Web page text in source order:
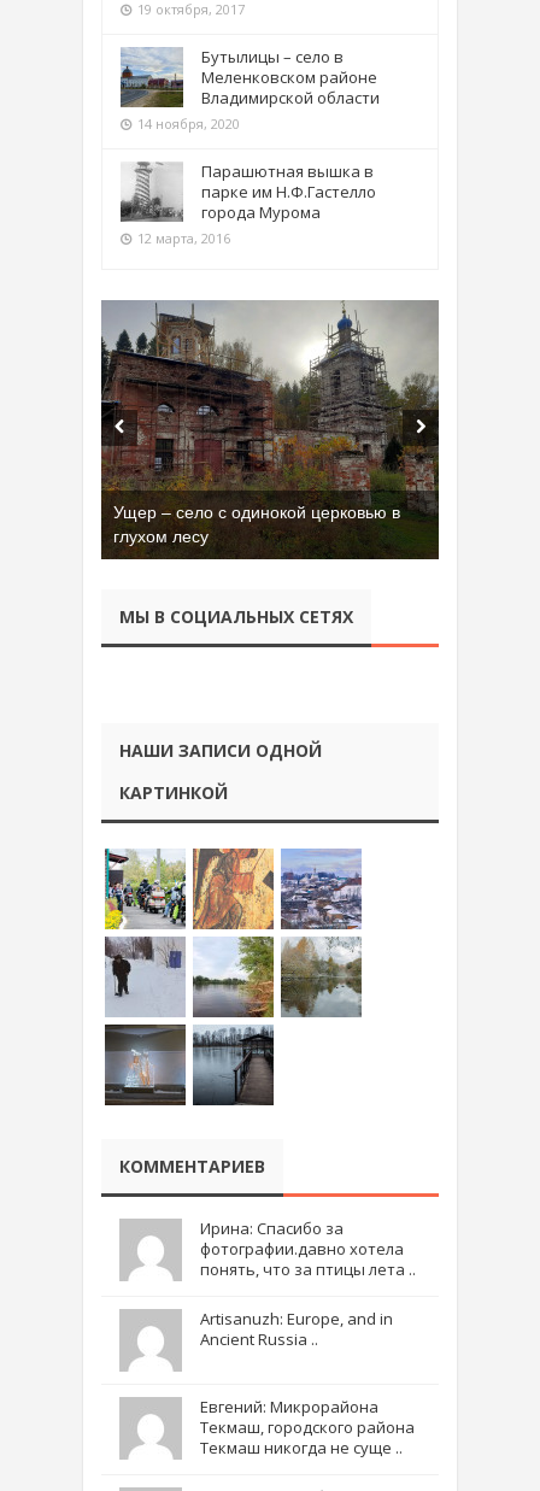
19 октября, 2017
Бутылицы – село в
Меленковском районе
Владимирской области
14 ноября, 2020
Парашютная вышка в
парке им Н.Ф.Гастелло
города Мурома
12 марта, 2016
Ущер – село с одинокой церковью в
глухом лесу
МЫ В СОЦИАЛЬНЫХ СЕТЯХ
НАШИ ЗАПИСИ ОДНОЙ
КАРТИНКОЙ
КОММЕНТАРИЕВ
Ирина: Спасибо за
фотографии.давно хотела
понять, что за птицы лета ..
Artisanuzh: Europe, and in
Ancient Russia ..
Евгений: Микрорайона
Текмаш, городского района
Текмаш никогда не суще ..